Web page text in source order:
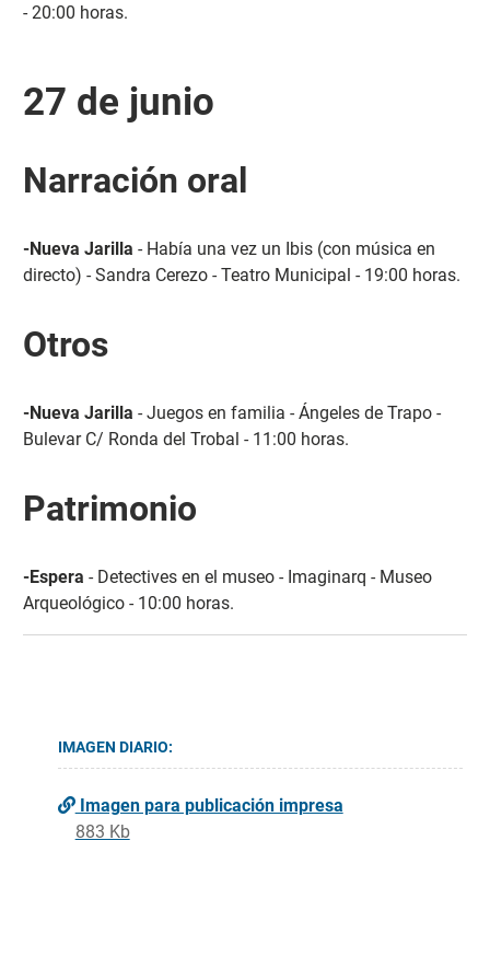
- 20:00 horas.
27 de junio
Narración oral
-Nueva Jarilla - Había una vez un Ibis (con música en
directo) - Sandra Cerezo - Teatro Municipal - 19:00 horas.
Otros
-Nueva Jarilla - Juegos en familia - Ángeles de Trapo -
Bulevar C/ Ronda del Trobal - 11:00 horas.
Patrimonio
-Espera - Detectives en el museo - Imaginarq - Museo
Arqueológico - 10:00 horas.
IMAGEN DIARIO:
Imagen para publicación impresa
883 Kb